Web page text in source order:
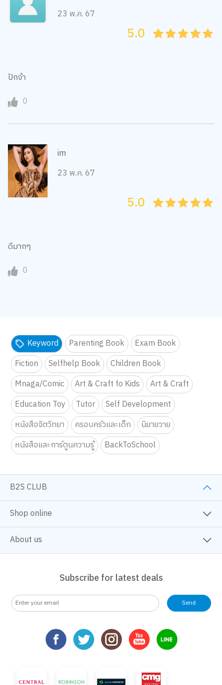
23 พ.ค. 67
45
4
35
3
25
2
15
1
05
5.0
ปักจ้า
0
im
23 พ.ค. 67
45
4
35
3
25
2
15
1
05
5.0
ดีมากๆ
0
Keyword Parenting Book
Exam Book
Fiction
Selfhelp Book
Children Book
Mnaga/Comic
Art & Craft fo Kids
Art & Craft
Education Toy
Tutor
Self Development
หนังสือจิตวิทยา
ครอบครัวและเด็ก
นิยายวาย
หนังสือและการ์ตูนความรู้
BackToSchool
B2S CLUB
Shop online
About us
Subscribe for latest deals
Send